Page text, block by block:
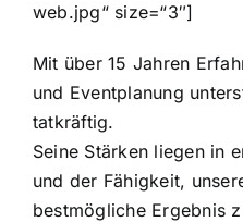
web.jpg“ size=“3″]
Mit über 15 Jahren
und Eventplanung
tatkräftig.
Seine Stärken liegen in
und der Fähigkeit,
bestmögliche Ergebnis